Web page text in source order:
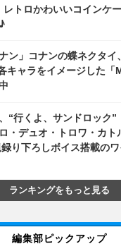
レトロかわいいコインケ
ナン」コナンの蝶ネクタ
キャラをイメージした「
“行くよ、サンドロック
・デュオ・トロワ・カト
り下ろしボイス搭載の
ランキングをもっと見る
編集部ピックアップ